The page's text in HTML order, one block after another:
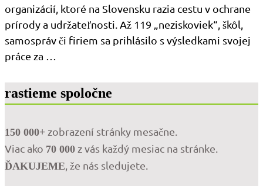
organizácií, ktoré na Slovensku razia cestu v ochrane
prírody a udržateľnosti. Až 119 „neziskoviek“, škôl,
samospráv či firiem sa prihlásilo s výsledkami svojej
práce za …
rastieme spoločne
150 000+ zobrazení stránky mesačne.
Viac ako 70 000 z vás každý mesiac na stránke.
ĎAKUJEME , že nás sledujete.